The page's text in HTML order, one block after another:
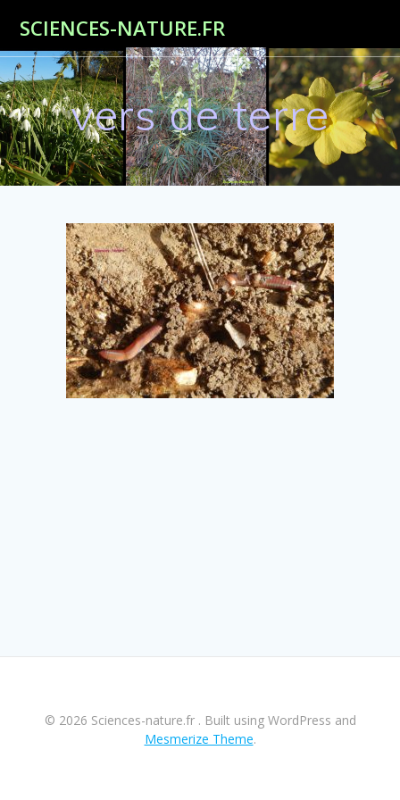
au
contenu
SCIENCES-NATURE.FR
vers de terre
© 2026 Sciences-nature.fr . Built using WordPress and
Mesmerize Theme.